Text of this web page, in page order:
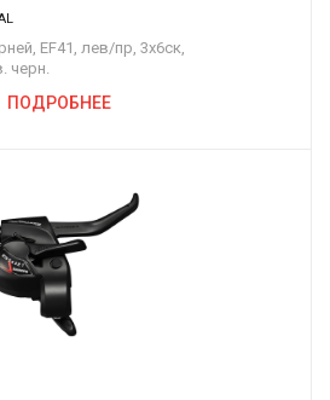
EF41, лев/пр, 3x6ск,
черн.
ПОДРОБНЕЕ